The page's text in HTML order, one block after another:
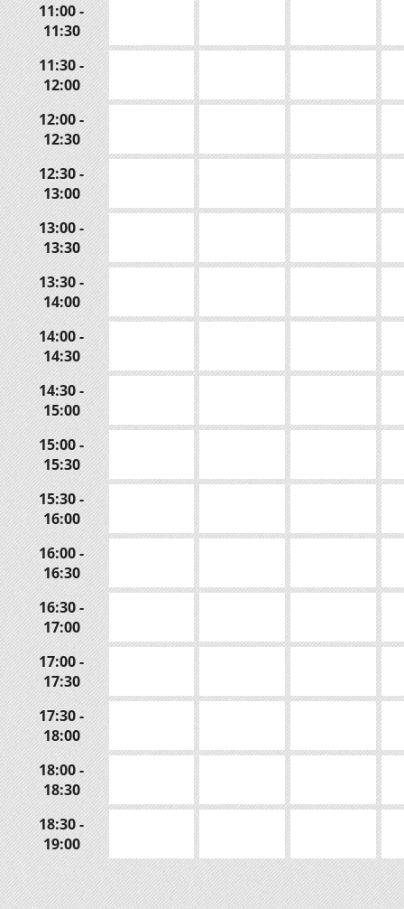
11:00 -
11:30
11:30 -
12:00
12:00 -
12:30
12:30 -
13:00
13:00 -
13:30
13:30 -
14:00
14:00 -
14:30
14:30 -
15:00
15:00 -
15:30
15:30 -
16:00
16:00 -
16:30
16:30 -
17:00
17:00 -
17:30
17:30 -
18:00
18:00 -
18:30
18:30 -
19:00